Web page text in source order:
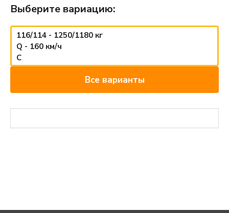
Выберите вариацию:
116/114 - 1250/1180 кг
Q - 160 км/ч
C
Все варианты